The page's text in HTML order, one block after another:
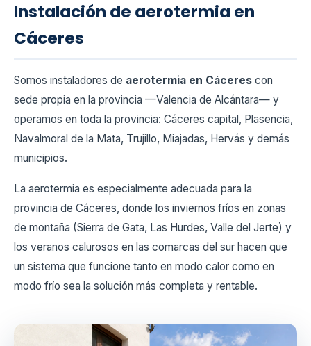
Instalación de aerotermia en
Cáceres
Somos instaladores de aerotermia en Cáceres con
sede propia en la provincia —Valencia de Alcántara— y
operamos en toda la provincia: Cáceres capital, Plasencia,
Navalmoral de la Mata, Trujillo, Miajadas, Hervás y demás
municipios.
La aerotermia es especialmente adecuada para la
provincia de Cáceres, donde los inviernos fríos en zonas
de montaña (Sierra de Gata, Las Hurdes, Valle del Jerte) y
los veranos calurosos en las comarcas del sur hacen que
un sistema que funcione tanto en modo calor como en
modo frío sea la solución más completa y rentable.